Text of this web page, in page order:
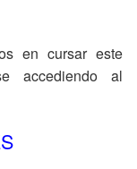
en cursar este
accediendo al